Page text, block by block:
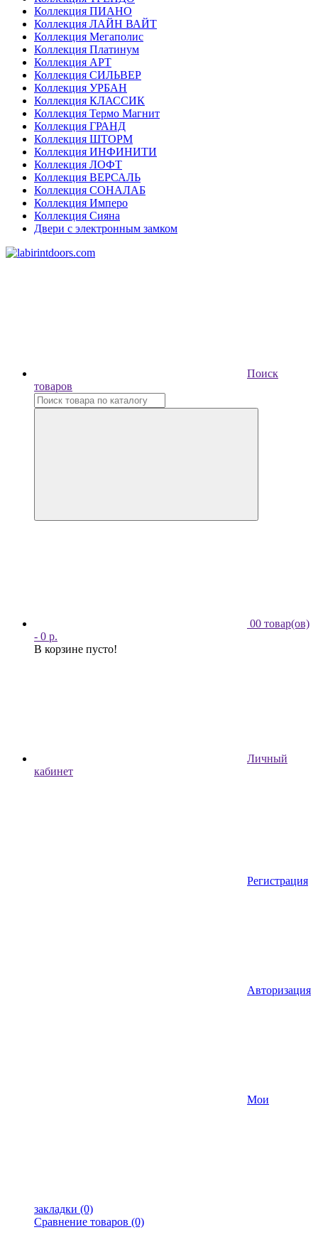
Коллекция ПИАНО
Коллекция ЛАЙН ВАЙТ
Коллекция Мегаполис
Коллекция Платинум
Коллекция АРТ
Коллекция СИЛЬВЕР
Коллекция УРБАН
Коллекция КЛАССИК
Коллекция Термо Магнит
Коллекция ГРАНД
Коллекция ШТОРМ
Коллекция ИНФИНИТИ
Коллекция ЛОФТ
Коллекция ВЕРСАЛЬ
Коллекция СОНАЛАБ
Коллекция Имперо
Коллекция Сияна
Двери с электронным замком
Поиск
товаров
00 товар(ов)
- 0 р.
В корзине пусто!
Личный
кабинет
Регистрация
Авторизация
Мои
закладки (0)
Сравнение товаров (0)